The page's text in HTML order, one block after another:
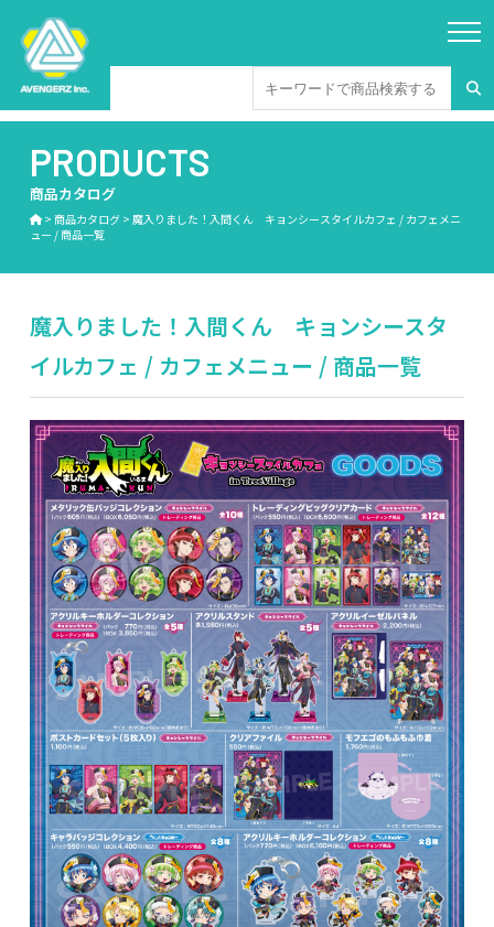
PRODUCTS
商品カタログ
> 商品カタログ> 魔入りました！入間くん キョンシースタイルカフェ / カフェメニ
ュー / 商品一覧
魔入りました！入間くん キョンシースタ
イルカフェ / カフェメニュー / 商品一覧